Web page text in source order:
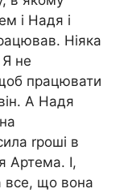
і Надя і
Ніяка
не
працювати
А Надя
rроші в
Артема. І,
все, що вона